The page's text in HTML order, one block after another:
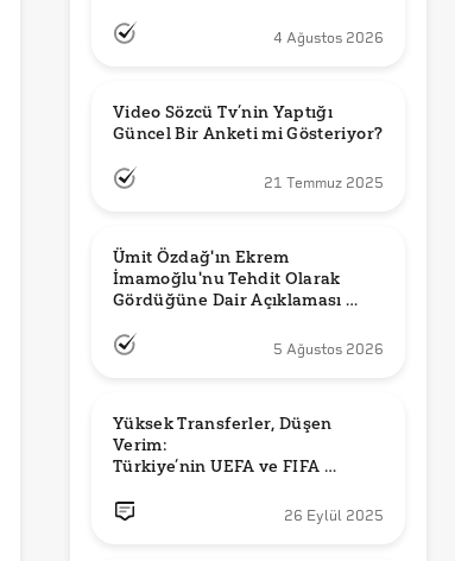
4 Ağustos 2026
Video Sözcü Tv’nin Yaptığı
Güncel Bir Anketi mi Gösteriyor?
21 Temmuz 2025
Ümit Özdağ'ın Ekrem
İmamoğlu'nu Tehdit Olarak
Gördüğüne Dair Açıklaması
5 Ağustos 2026
Yüksek Transferler, Düşen
Verim:
Türkiye’nin UEFA ve FIFA
26 Eylül 2025